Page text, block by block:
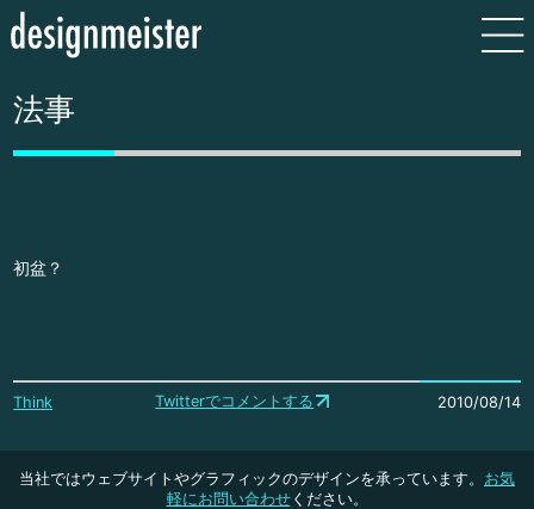
法事
初盆？
Think Twitterでコメントする 2010/08/14
当社ではウェブサイトやグラフィックのデザインを承っています。 お気
軽にお問い合わせください。